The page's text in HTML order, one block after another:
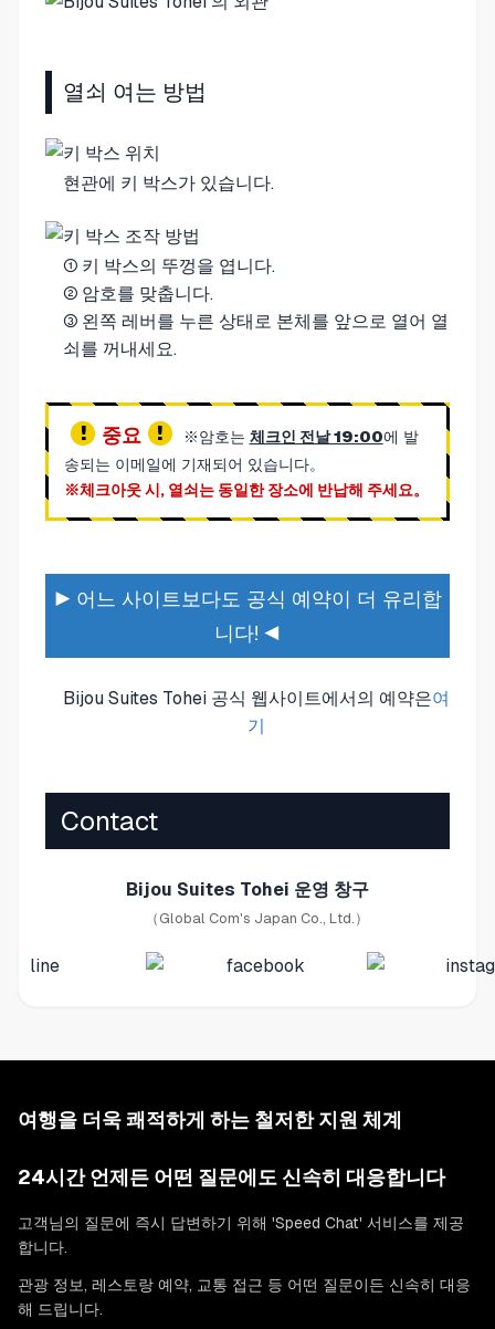
열쇠 여는 방법
현관에 키 박스가 있습니다.
① 키 박스의 뚜껑을 엽니다.
② 암호를 맞춥니다.
③ 왼쪽 레버를 누른 상태로 본체를 앞으로 열어 열
쇠를 꺼내세요.
중요 ※암호는 체크인 전날 19:00에 발
송되는 이메일에 기재되어 있습니다。
※체크아웃 시, 열쇠는 동일한 장소에 반납해 주세요。
▶ 어느 사이트보다도 공식 예약이 더 유리합
니다! ◀
Bijou Suites Tohei 공식 웹사이트에서의 예약은여
기
Contact
Bijou Suites Tohei 운영 창구
（Global Com's Japan Co., Ltd.）
여행을 더욱 쾌적하게 하는 철저한 지원 체계
24시간 언제든 어떤 질문에도 신속히 대응합니다
고객님의 질문에 즉시 답변하기 위해 'Speed Chat' 서비스를 제공
합니다.
관광 정보, 레스토랑 예약, 교통 접근 등 어떤 질문이든 신속히 대응
해 드립니다.